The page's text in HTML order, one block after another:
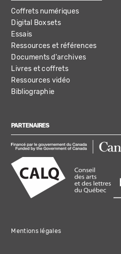
Coffrets numériques
Digital Boxsets
Essais
Ressources et références
Documents d'archives
Livres et coffrets
Ressources vidéo
Bibliographie
PARTENAIRES
Mentions légales